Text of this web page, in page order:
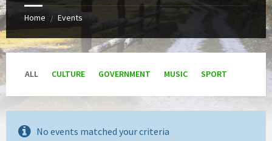
Home / Events
ALL CULTURE GOVERNMENT MUSIC SPORT
No events matched your criteria